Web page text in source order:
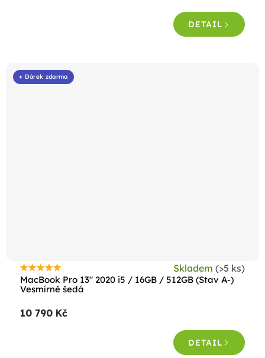
DETAIL
+ Dárek zdarma
MacBook Pro 13" 2020 i5 / 16GB / 512GB (Stav A-)
Vesmírně šedá
Průměrné
hodnocení
je
Skladem (>5 ks)
10 790 Kč
DETAIL